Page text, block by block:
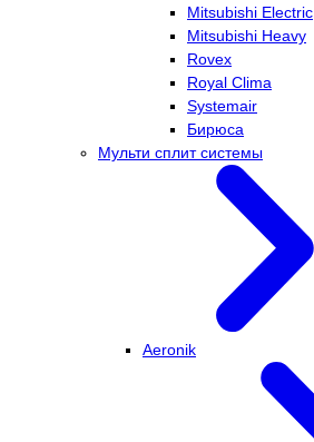
Mitsubishi Electric
Mitsubishi Heavy
Rovex
Royal Clima
Systemair
Бирюса
Мульти сплит системы
Aeronik